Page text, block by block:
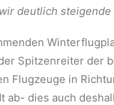
deutlich steigende
Spitzenreiter der
Flugzeuge in
ab- dies auch